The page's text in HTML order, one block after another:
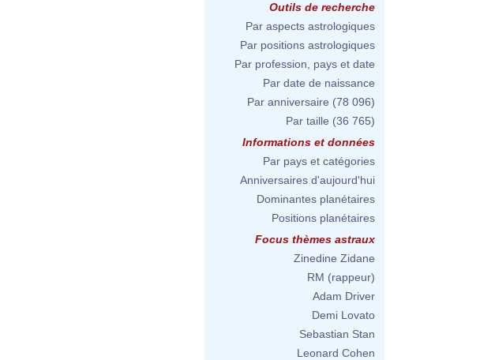
Outils de recherche
Par aspects astrologiques
Par positions astrologiques
Par profession, pays et date
Par date de naissance
Par anniversaire (78 096)
Par taille (36 765)
Informations et données
Par pays et catégories
Anniversaires d'aujourd'hui
Dominantes planétaires
Positions planétaires
Focus thèmes astraux
Zinedine Zidane
RM (rappeur)
Adam Driver
Demi Lovato
Sebastian Stan
Leonard Cohen